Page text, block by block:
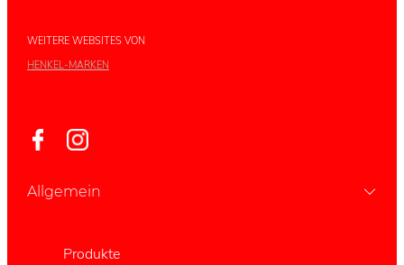
WEITERE WEBSITES VON
HENKEL-MARKEN
Allgemein
Produkte